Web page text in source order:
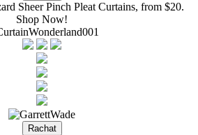
Sheer Pinch Pleat Curtains, from $20.
Shop Now!